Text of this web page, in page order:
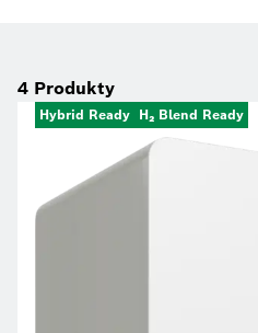
4 Produkty
Hybrid Ready H₂ Blend Ready